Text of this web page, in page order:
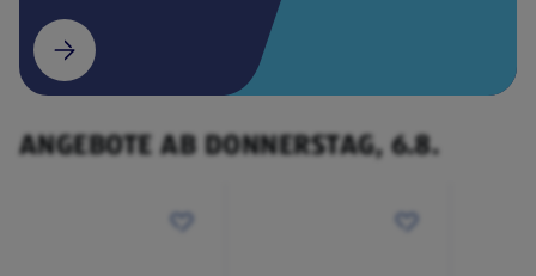
€ 449,00
(öffnet in einem neuen Tab)
ANGEBOTE AB DONNERSTAG, 6.8.